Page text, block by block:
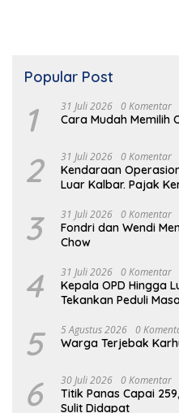
Popular Post
1 31 Juli 2026 0 Komentar
Cara Mudah Memilih
2 31 Juli 2026 0 Komentar
Kendaraan
Luar Kalbar. Pajak
3 31 Juli 2026 0 Komentar
Fondri dan Wendi
Chow
4 31 Juli 2026 0 Komentar
Kepala OPD Hingga
Tekankan Peduli
5 5 Agustus 2026 0
Warga Terjebak
6 30 Juli 2026 0 Komentar
Titik Panas Capai
Sulit Didapat